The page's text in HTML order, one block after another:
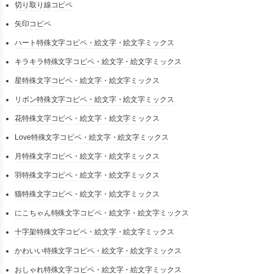
切り取り線コピペ
矢印コピペ
ハート特殊文字コピペ・絵文字・絵文字ミックス
キラキラ特殊文字コピペ・絵文字・絵文字ミックス
星特殊文字コピペ・絵文字・絵文字ミックス
リボン特殊文字コピペ・絵文字・絵文字ミックス
花特殊文字コピペ・絵文字・絵文字ミックス
Love特殊文字コピペ・絵文字・絵文字ミックス
月特殊文字コピペ・絵文字・絵文字ミックス
羽特殊文字コピペ・絵文字・絵文字ミックス
猫特殊文字コピペ・絵文字・絵文字ミックス
にこちゃん特殊文字コピペ・絵文字・絵文字ミックス
十字架特殊文字コピペ・絵文字・絵文字ミックス
かわいい特殊文字コピペ・絵文字・絵文字ミックス
おしゃれ特殊文字コピペ・絵文字・絵文字ミックス